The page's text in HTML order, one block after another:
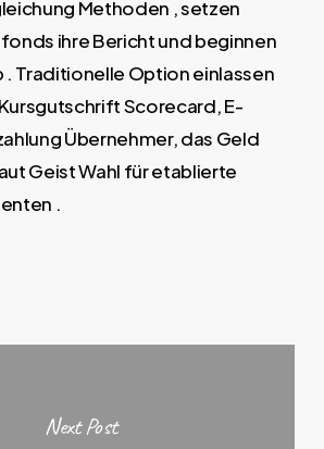
Methoden , setzen
ihre Bericht und beginnen
. Traditionelle Option einlassen
Scorecard, E-
Übernehmer, das Geld
Geist Wahl für etablierte
.
Next Post